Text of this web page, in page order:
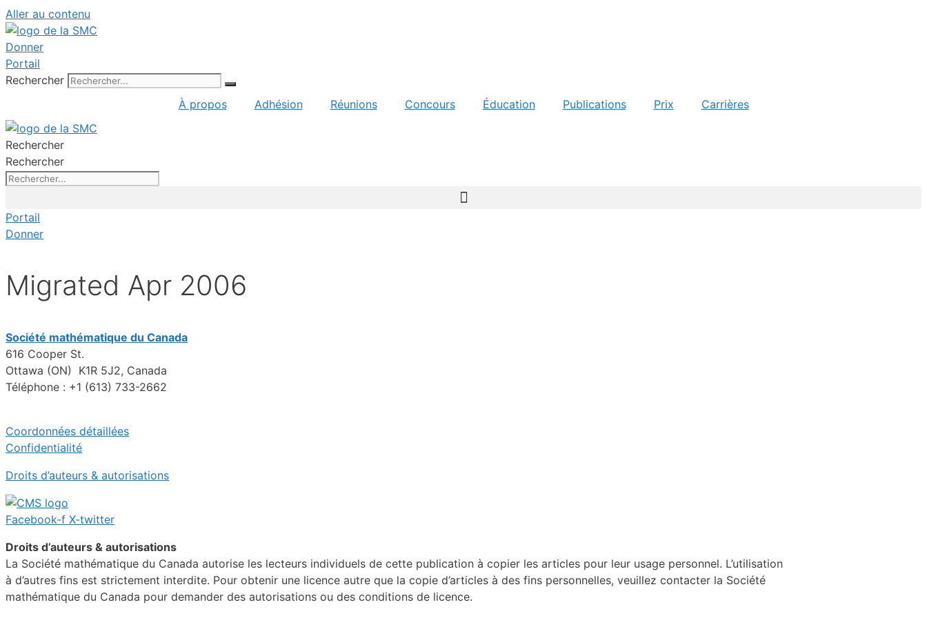
Aller au contenu
Donner
Portail
Rechercher
À propos
Adhésion Réunions Concours Éducation Publications Prix Carrières
Rechercher
Rechercher
Portail
Donner
Migrated Apr 2006
Société mathématique du Canada
616 Cooper St.
Ottawa (ON) K1R 5J2, Canada
Téléphone : +1 (613) 733-2662
Coordonnées détaillées
Confidentialité
Droits d’auteurs & autorisations
Facebook-f X-twitter
Droits d’auteurs & autorisations
La Société mathématique du Canada autorise les lecteurs individuels de cette publication à copier les articles pour leur usage personnel. L’utilisation
à d’autres fins est strictement interdite. Pour obtenir une licence autre que la copie d’articles à des fins personnelles, veuillez contacter la Société
mathématique du Canada pour demander des autorisations ou des conditions de licence.